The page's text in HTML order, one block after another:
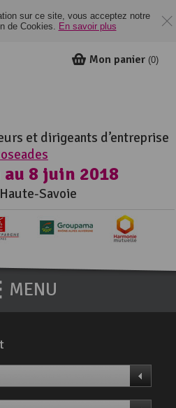
sur ce site, vous acceptez notre
de Cookies. En savoir plus
et dirigeants d’entreprise
au 8 juin 2018
Savoie
Mon panier (0)
MENU